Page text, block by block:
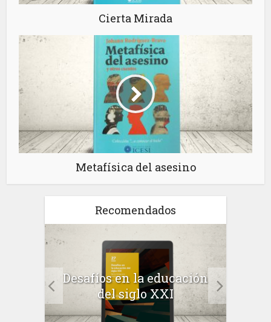
Cierta Mirada
Metafísica del asesino
Recomendados
Desafíos en la educación
del siglo XXI